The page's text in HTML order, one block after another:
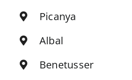
Picanya
Albal
Benetusser